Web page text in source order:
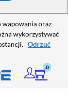
wapowania oraz
wykorzystywać
Odrzuć
0